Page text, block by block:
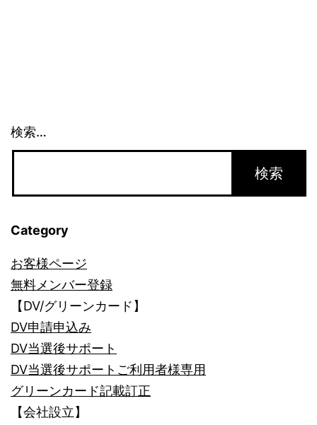
は？
検索…
Category
お客様ページ
無料メンバー登録
【DV/グリーンカード】
DV申請申込み
DV当選後サポート
DV当選後サポートご利用者様専用
グリーンカード記載訂正
【会社設立】